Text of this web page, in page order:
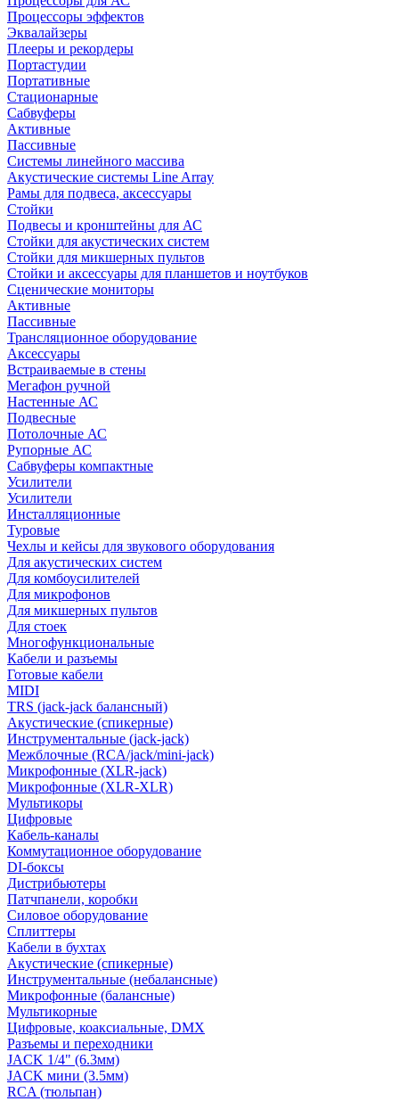
Процессоры эффектов
Эквалайзеры
Плееры и рекордеры
Портастудии
Портативные
Стационарные
Сабвуферы
Активные
Пассивные
Системы линейного массива
Акустические системы Line Array
Рамы для подвеса, аксессуары
Стойки
Подвесы и кронштейны для АС
Стойки для акустических систем
Стойки для микшерных пультов
Стойки и аксессуары для планшетов и ноутбуков
Сценические мониторы
Активные
Пассивные
Трансляционное оборудование
Аксессуары
Встраиваемые в стены
Мегафон ручной
Настенные АС
Подвесные
Потолочные АС
Рупорные АС
Сабвуферы компактные
Усилители
Усилители
Инсталляционные
Туровые
Чехлы и кейсы для звукового оборудования
Для акустических систем
Для комбоусилителей
Для микрофонов
Для микшерных пультов
Для стоек
Многофункциональные
Кабели и разъемы
Готовые кабели
MIDI
TRS (jack-jack балансный)
Акустические (спикерные)
Инструментальные (jack-jack)
Межблочные (RCA/jack/mini-jack)
Микрофонные (XLR-jack)
Микрофонные (XLR-XLR)
Мультикоры
Цифровые
Кабель-каналы
Коммутационное оборудование
DI-боксы
Дистрибьютеры
Патчпанели, коробки
Силовое оборудование
Сплиттеры
Кабели в бухтах
Акустические (спикерные)
Инструментальные (небалансные)
Микрофонные (балансные)
Мультикорные
Цифровые, коаксиальные, DMX
Разъемы и переходники
JACK 1/4" (6.3мм)
JACK мини (3.5мм)
RCA (тюльпан)